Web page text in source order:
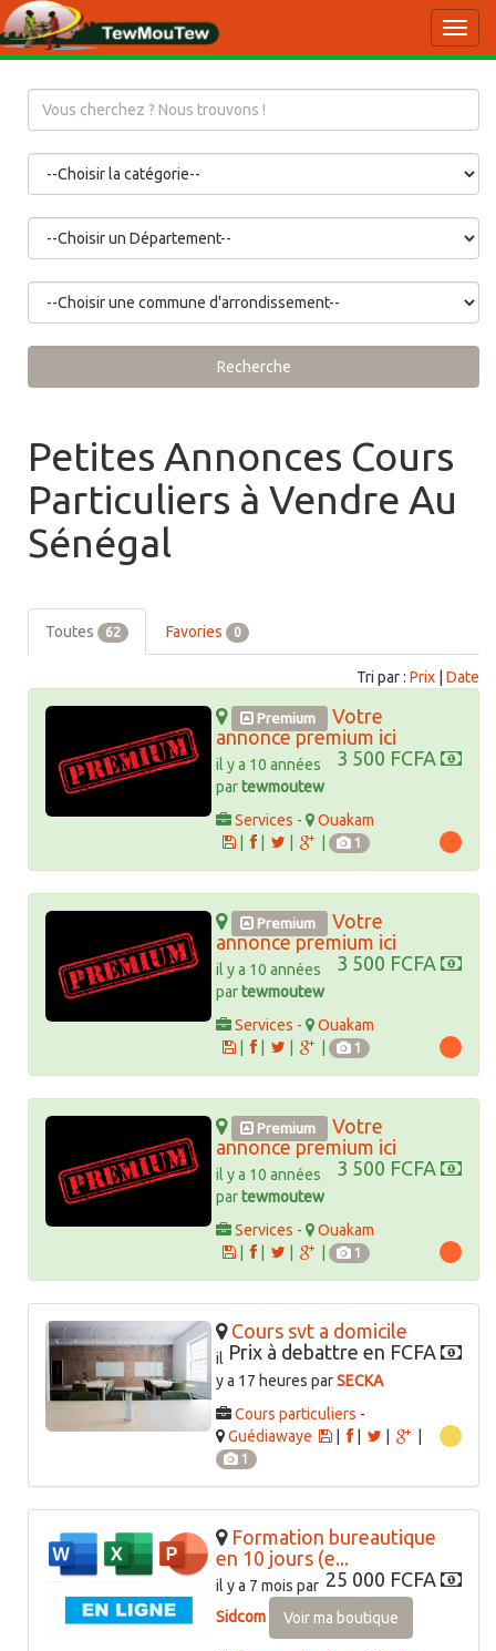
Recherche
Petites Annonces Cours
Particuliers à Vendre Au
Sénégal
Toutes 62 Favories 0
Tri par : Prix Date
Premium
Votre
annonce premium ici
3 500 FCFA
il y a 10 années
partewmoutew
Services -
Ouakam
|
1
Premium
Votre
annonce premium ici
3 500 FCFA
il y a 10 années
partewmoutew
Services -
Ouakam
|
1
Premium
Votre
annonce premium ici
3 500 FCFA
il y a 10 années
partewmoutew
Services -
Ouakam
|
1
Cours svt a domicile
Prix à debattre en FCFA
il
y a 17 heures parSECKA
Cours particuliers -
Guédiawaye
|
1
Formation bureautique
en 10 jours (e...
25 000 FCFA
il y a 7 mois par
Sidcom
Voir ma boutique